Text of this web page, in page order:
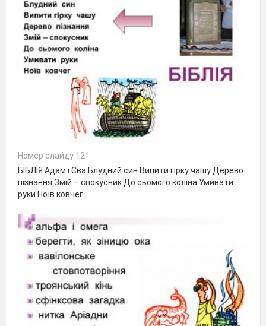
Номер слайду 12
БІБЛІЯ Адам і Єва Блудний син Випити гірку чашу Дерево
пізнання Змій – спокусник До сьомого коліна Умивати
руки Ноїв ковчег